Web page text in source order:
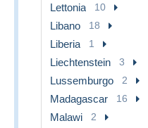
Lettonia 10
Libano 18
Liberia 1
Liechtenstein 3
Lussemburgo 2
Madagascar 16
Malawi 2